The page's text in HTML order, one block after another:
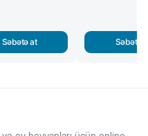
Səbətə at Səbətə